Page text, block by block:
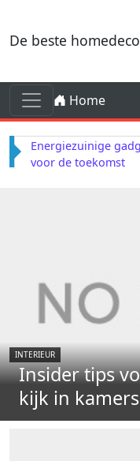
De beste
Skip to content
Main Navigation
Home
Energiezuinige
voor de toekomst
INTERIEUR
Insider tips
kijk in kamers